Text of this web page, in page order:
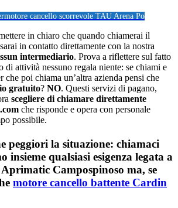
motore cancello scorrevole TAU Arena Po
in chiaro che quando chiamerai il
sarai in contatto direttamente con la nostra
intermediario. Prova a riflettere sul fatto
di attività nessuno regala niente: se chiami e
che poi chiama un’altra azienda pensi che
gratuito? NO. Questi servizi di pagano,
scegliere di chiamare direttamente
che risponde e opera con personale
possibile.
peggiori la situazione: chiamaci
insieme qualsiasi esigenza legata a
Campospinoso ma, se
motore cancello battente Cardin